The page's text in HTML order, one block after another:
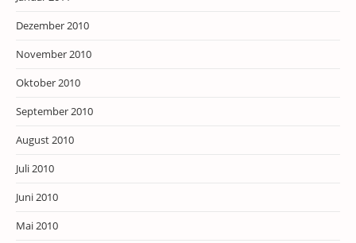
Dezember 2010
November 2010
Oktober 2010
September 2010
August 2010
Juli 2010
Juni 2010
Mai 2010